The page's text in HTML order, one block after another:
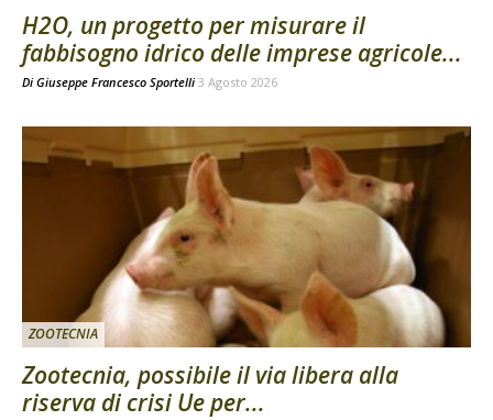
H2O, un progetto per misurare il
fabbisogno idrico delle imprese agricole...
Di Giuseppe Francesco Sportelli 3 Agosto 2026
ZOOTECNIA
Zootecnia, possibile il via libera alla
riserva di crisi Ue per...